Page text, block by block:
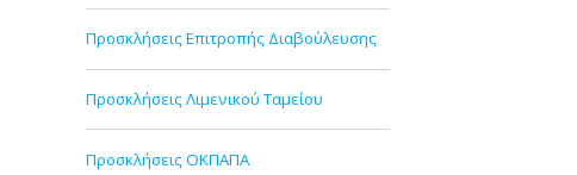
Προσκλήσεις Επιτροπής Διαβούλευσης
Προσκλήσεις Λιμενικού Ταμείου
Προσκλήσεις ΟΚΠΑΠΑ